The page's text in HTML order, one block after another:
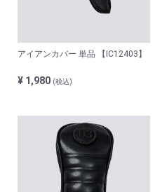
アイアンカバー 単品 【IC12403】
¥ 1,980 (税込)